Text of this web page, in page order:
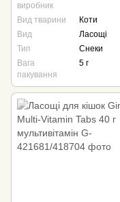
виробник
Вид тварини
Коти
Вид
Ласощі
Тип
Снеки
Вага
пакування
5 г